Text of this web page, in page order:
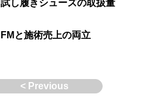
試し履きシューズの取扱量
FMと施術売上の両立
< Previous